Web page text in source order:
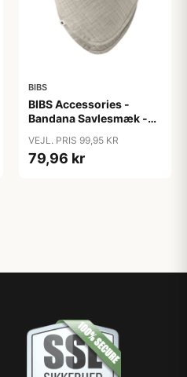
BIBS
BIBS Accessories -
Bandana Savlesmæk -
VEJL. PRIS 99,95 KR
79,96 kr